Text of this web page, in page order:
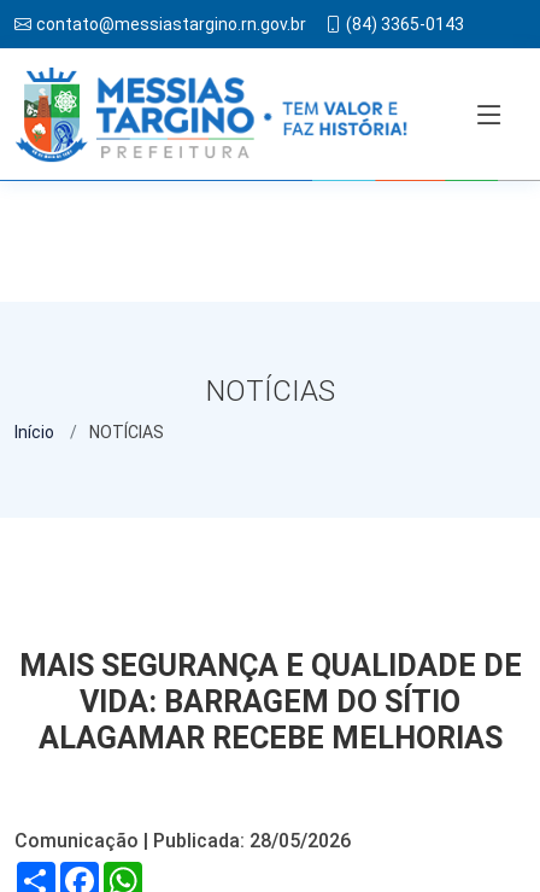
contato@messiastargino.rn.gov.br (84) 3365-0143
NOTÍCIAS
Início NOTÍCIAS
MAIS SEGURANÇA E QUALIDADE DE
VIDA: BARRAGEM DO SÍTIO
ALAGAMAR RECEBE MELHORIAS
Comunicação | Publicada: 28/05/2026
Compartilhar
Facebook